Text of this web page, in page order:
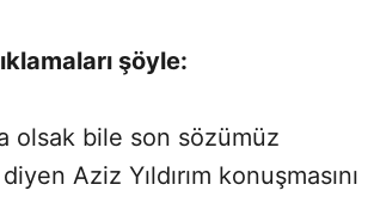
şöyle:
olsak bile son sözümüz
Aziz Yıldırım konuşmasını